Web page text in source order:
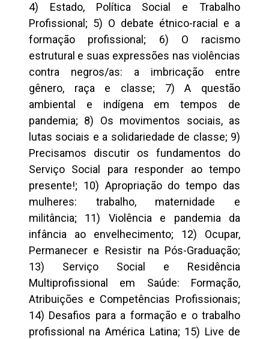
4) Estado, Política Social e Trabalho
Profissional; 5) O debate étnico-racial e a
formação profissional; 6) O racismo
estrutural e suas expressões nas violências
contra negros/as: a imbricação entre
gênero, raça e classe; 7) A questão
ambiental e indígena em tempos de
pandemia; 8) Os movimentos sociais, as
lutas sociais e a solidariedade de classe; 9)
Precisamos discutir os fundamentos do
Serviço Social para responder ao tempo
presente!; 10) Apropriação do tempo das
mulheres: trabalho, maternidade e
militância; 11) Violência e pandemia da
infância ao envelhecimento; 12) Ocupar,
Permanecer e Resistir na Pós-Graduação;
13) Serviço Social e Residência
Multiprofissional em Saúde: Formação,
Atribuições e Competências Profissionais;
14) Desafios para a formação e o trabalho
profissional na América Latina; 15) Live de